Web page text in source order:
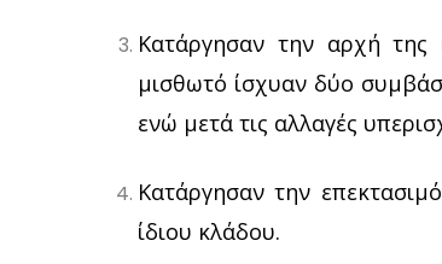
Κατάργησαν την αρχή της
μισθωτό ίσχυαν δύο
ενώ μετά τις αλλαγές
Κατάργησαν την
ίδιου κλάδου.